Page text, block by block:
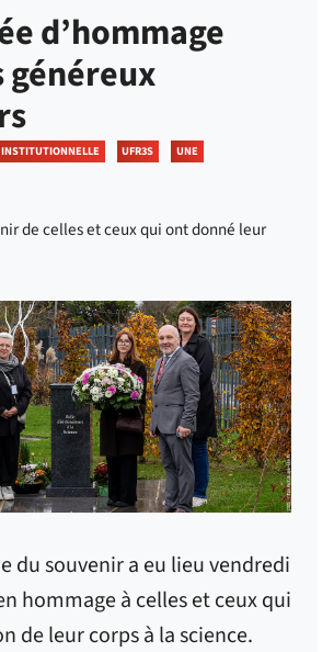
d’hommage
généreux
UFR3S UNE
Facebook
sur Twitter
de celles et ceux qui ont donné leur
du souvenir a eu lieu vendredi
hommage à celles et ceux qui
de leur corps à la science.